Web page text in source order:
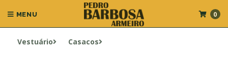
MENU 0
Vestuário Casacos